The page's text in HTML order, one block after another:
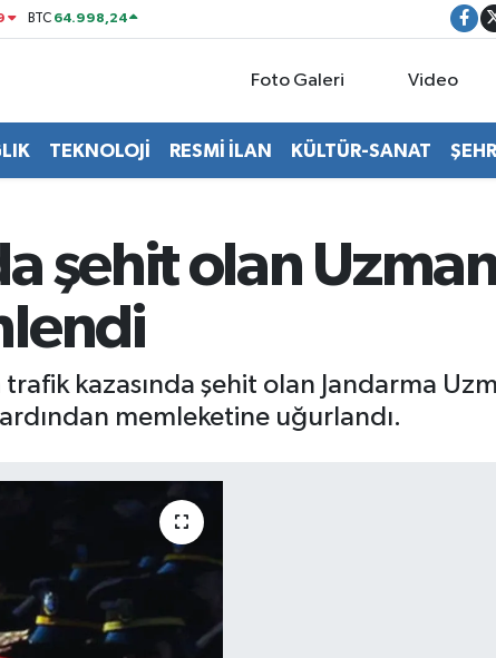
BTC 64.998,24
Foto Galeri Video
TEKNOLOJİ RESMİ İLAN KÜLTÜR-SANAT
şehit olan
kazasında şehit olan Jandarma
memleketine uğurlandı.